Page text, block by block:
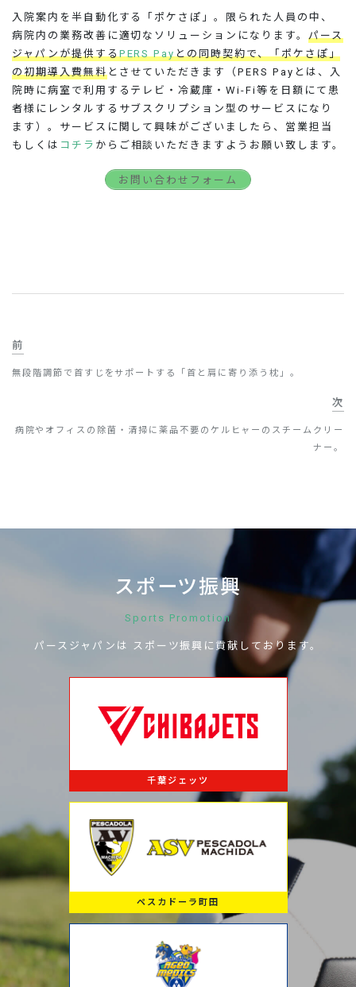
入院案内を半自動化する「ポケさぽ」。限られた人員の中、
病院内の業務改善に適切なソリューションになります。 パース
ジャパンが提供するPERS Payとの同時契約で、「ポケさぽ」
の初期導入費無料とさせていただきます（PERS Payとは、入
院時に病室で利用するテレビ・冷蔵庫・Wi-Fi等を日額にて患
者様にレンタルするサブスクリプション型のサービスになり
ます）。サービスに関して興味がございましたら、営業担当
もしくは コチラ からご相談いただきますようお願い致します。
お問い合わせフォーム
前
無段階調節で首すじをサポートする「首と肩に寄り添う枕」。
次
病院やオフィスの除菌・清掃に薬品不要のケルヒャーのスチームクリー
ナー。
スポーツ振興
Sports Promotion
パースジャパンは スポーツ振興に貢献しております。
千葉ジェッツ
ペスカドーラ町田